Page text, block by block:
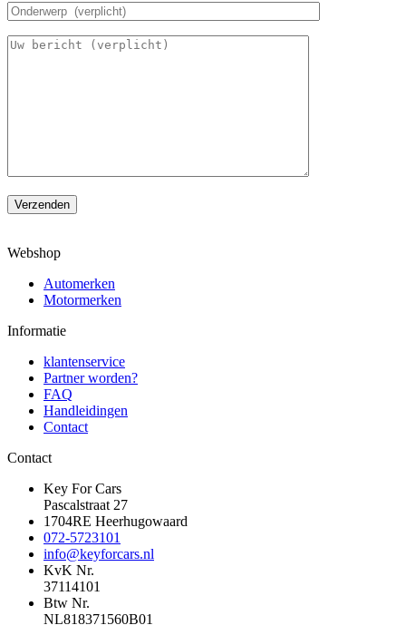
Verzenden
Webshop
Automerken
Motormerken
Informatie
klantenservice
Partner worden?
FAQ
Handleidingen
Contact
Contact
Key For Cars
Pascalstraat 27
1704RE Heerhugowaard
072-5723101
info@keyforcars.nl
KvK Nr.
37114101
Btw Nr.
NL818371560B01